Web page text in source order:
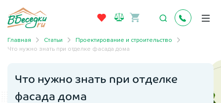
Главная Статьи
Проектирование и строительство
Что нужно знать при отделке фасада дома
Что нужно знать при отделке
фасада дома